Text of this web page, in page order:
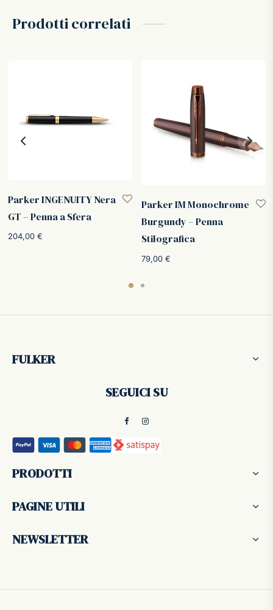
Prodotti correlati
Parker INGENUITY Nera
GT – Penna a Sfera
204,00 €
Parker IM Monochrome
Burgundy – Penna
Stilografica
79,00 €
FULKER
SEGUICI SU
PRODOTTI
PAGINE UTILI
NEWSLETTER